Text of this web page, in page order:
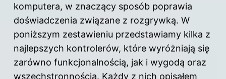
komputera, w znaczący sposób poprawia
doświadczenia związane z rozgrywką. W
poniższym zestawieniu przedstawiamy kilka z
najlepszych kontrolerów, które wyróżniają się
zarówno funkcjonalnością, jak i wygodą oraz
wszechstronnością. Każdy z nich opisałem